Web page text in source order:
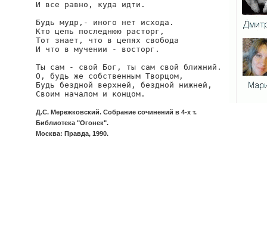
И все равно, куда идти.
Будь мудр,- иного нет исхода.
Кто цепь последнюю расторг,
Тот знает, что в цепях свобода
И что в мучении - восторг.
Ты сам - свой Бог, ты сам свой ближний.
О, будь же собственным Творцом,
Будь бездной верхней, бездной нижней,
Своим началом и концом.
Д.С. Мережковский. Собрание сочинений в 4-х т.
Библиотека "Огонек".
Москва: Правда, 1990.